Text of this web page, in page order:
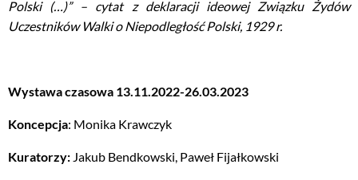
Polski (…)” – cytat z deklaracji ideowej Związku Żydów
Uczestników Walki o Niepodległość Polski, 1929 r.
Wystawa czasowa 13.11.2022-26.03.2023
Koncepcja: Monika Krawczyk
Kuratorzy: Jakub Bendkowski, Paweł Fijałkowski